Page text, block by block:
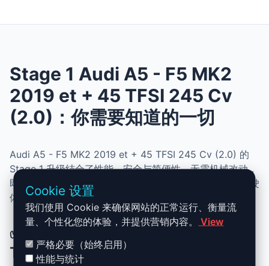
Stage 1 Audi A5 - F5 MK2
2019 et + 45 TFSI 245 Cv
(2.0)：你需要知道的一切
Audi A5 - F5 MK2 2019 et + 45 TFSI 245 Cv (2.0) 的
Stage 1 升级结合了性能、安全与简便性。无需机械改动，
即可提升动力、扭矩并优化油耗。非常适合追求更灵敏驾驶
体验且希望保持原厂可靠性的车主。
✅ Audi A5 - F5 MK2 2019 et + 45
TFSI 245 Cv (2.0) Stage 1 升级优势
Cookie 设置
我们使用 Cookie 来确保网站的正常运行、衡量流
量、个性化您的体验，并提供营销内容。
View
严格必要（始终启用）
性能与统计